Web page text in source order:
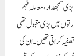
سمجھدار ، معاملہ فہم
میں بڑی مقبول تھی
کراتی تھیں ۔ ان کی